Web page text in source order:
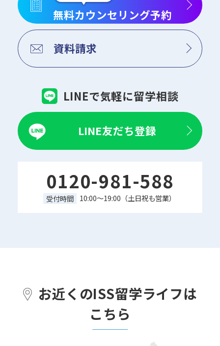
無料カウンセリング予約
資料請求
LINEで気軽に留学相談
LINE友だち登録
0120-981-588
受付時間 10:00～19:00（土日祝も営業）
お近くのISS留学ライフは
こちら